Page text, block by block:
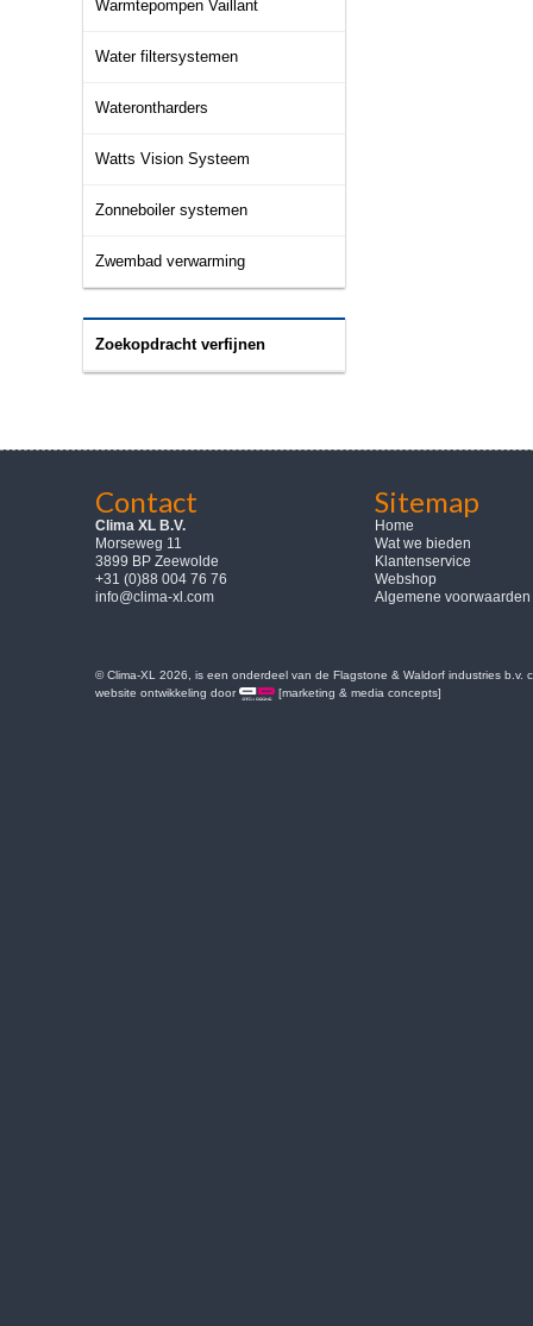
Warmtepompen Vaillant
Water filtersystemen
Waterontharders
Watts Vision Systeem
Zonneboiler systemen
Zwembad verwarming
Zoekopdracht verfijnen
Contact
Clima XL B.V.
Morseweg 11
3899 BP Zeewolde
+31 (0)88 004 76 76
info@clima-xl.com
Sitemap
Home
Wat we bieden
Klantenservice
Webshop
Algemene voorwaarden
© Clima-XL 2026, is een onderdeel van de Flagstone & Waldorf industries b.v.
website ontwikkeling door
[marketing & media concepts]